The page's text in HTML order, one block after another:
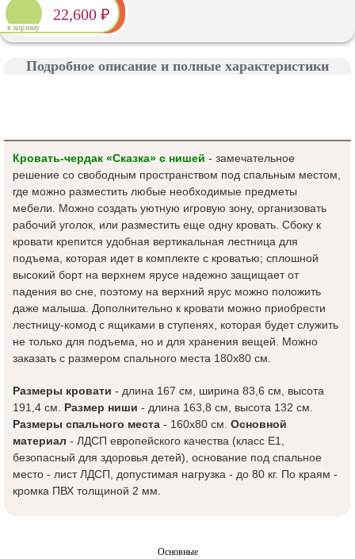
в корзину
22,600 ₽
Подробное описание и полные характеристики
Кровать-чердак «Сказка» с нишей - замечательное
решение со свободным пространством под спальным местом,
где можно разместить любые необходимые предметы
мебели. Можно создать уютную игровую зону, организовать
рабочий уголок, или разместить еще одну кровать. Сбоку к
кровати крепится удобная вертикальная лестница для
подъема, которая идет в комплекте с кроватью; сплошной
высокий борт на верхнем ярусе надежно защищает от
падения во сне, поэтому на верхний ярус можно положить
даже малыша. Дополнительно к кровати можно приобрести
лестницу-комод с ящиками в ступенях, которая будет служить
не только для подъема, но и для хранения вещей. Можно
заказать с размером спального места 180x80 см.
Размеры кровати - длина 167 см, ширина 83,6 см, высота
191,4 см.
Размер ниши - длина 163,8 см, высота 132 см.
Размеры спального места- 160x80 см. Основной
материал - ЛДСП европейского качества (класс Е1,
безопасный для здоровья детей), основание под спальное
место - лист ЛДСП, допустимая нагрузка - до 80 кг. По краям -
кромка ПВХ толщиной 2 мм.
Основные